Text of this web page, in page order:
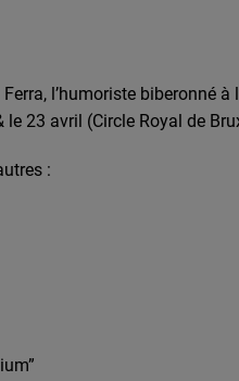
l’humoriste biberonné à
23 avril (Circle Royal de
: